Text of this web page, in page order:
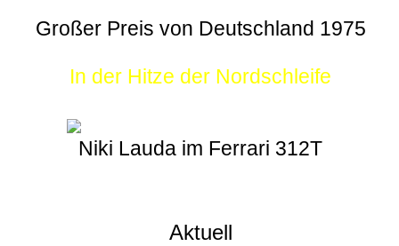
Großer Preis von Deutschland 1975
In der Hitze der Nordschleife
Niki Lauda im Ferrari 312T
Aktuell